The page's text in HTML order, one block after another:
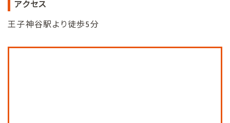
アクセス
王子神谷駅より徒歩5分